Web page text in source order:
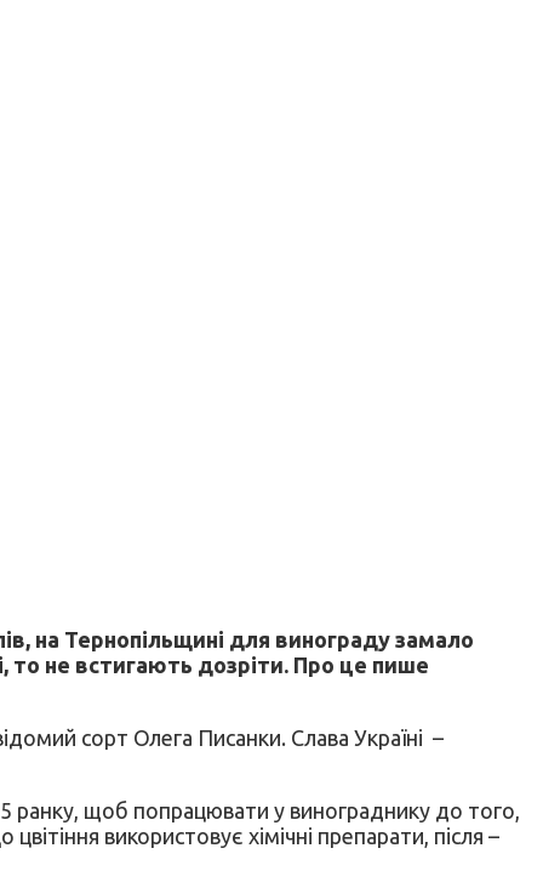
на Тернопільщині для винограду замало
то не встигають дозріти. Про це пише
сорт Олега Писанки. Слава Україні –
ранку, щоб попрацювати у винограднику до того,
використовує хімічні препарати, після –